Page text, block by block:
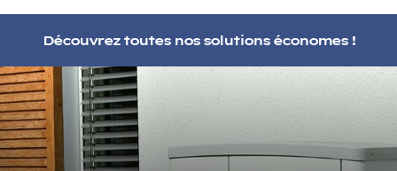
Découvrez toutes nos solutions économes !